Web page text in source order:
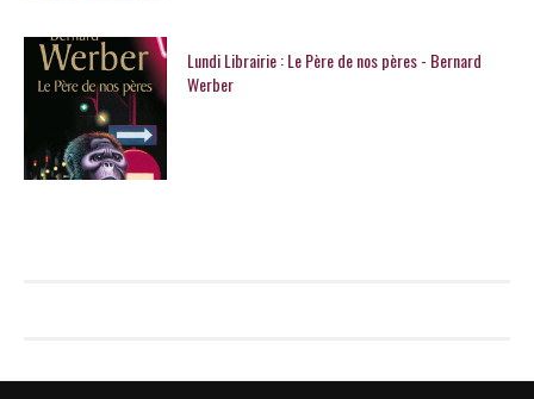
Lundi Librairie : Le Père de nos pères - Bernard
Werber